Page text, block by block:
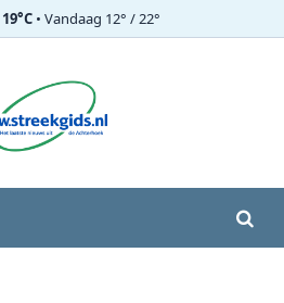
19°C• Vandaag 12° / 22°